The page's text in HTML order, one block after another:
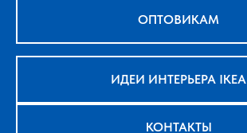
ОПТОВИКАМ
ИДЕИ ИНТЕРЬЕРА IKEA
КОНТАКТЫ